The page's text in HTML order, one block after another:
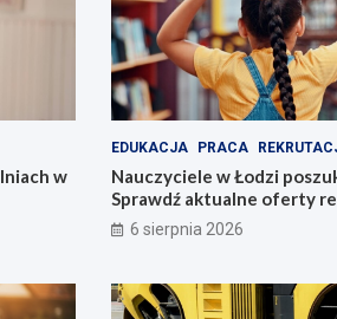
w
EDUKACJA PRACA
Nauczyciele w Łodzi
Sprawdź aktualne oferty
szkołach i przedszkolach
6 sierpnia 2026